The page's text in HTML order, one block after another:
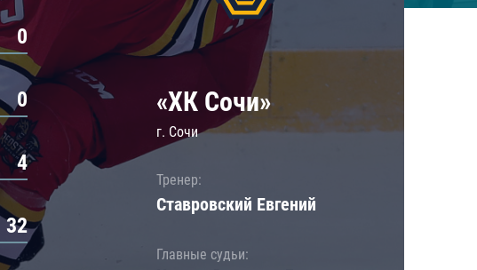
0
0
4
32
«ХК Сочи»
г. Сочи
Тренер:
Ставровский Евгений
Главные судьи: